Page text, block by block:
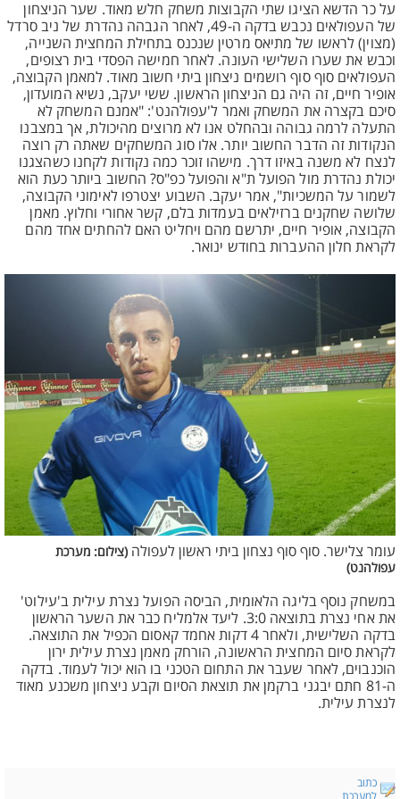
על כר הדשא הציגו שתי הקבוצות משחק חלש מאוד. שער הניצחון
של העפולאים נכבש בדקה ה-49, לאחר הגבהה נהדרת של ניב סרדל
(מצוין) לראשו של מתיאס מרטין שנכנס בתחילת המחצית השנייה,
וכבש את שערו השלישי העונה. לאחר חמישה הפסדי בית רצופים,
העפולאים סוף סוף רושמים ניצחון ביתי חשוב מאוד. למאמן הקבוצה,
אופיר חיים, זה היה גם הניצחון הראשון. ששי יעקב, נשיא המועדון,
סיכם בקצרה את המשחק ואמר ל'עפולהנט': "אמנם המשחק לא
התעלה לרמה גבוהה ובהחלט אנו לא מרוצים מהיכולת, אך במצבנו
הנקודות זה הדבר החשוב יותר. אלו סוג המשחקים שאתה רק רוצה
לנצח לא משנה באיזו דרך. מישהו זוכר כמה נקודות לקחנו כשהצגנו
יכולת נהדרת מול הפועל ת"א והפועל כפ"ס? החשוב ביותר כעת הוא
לשמור על המשכיות", אמר יעקב. השבוע יצטרפו לאימוני הקבוצה,
שלושה שחקנים ברזילאים בעמדות בלם, קשר אחורי וחלוץ. מאמן
הקבוצה, אופיר חיים, יתרשם מהם ויחליט האם להחתים אחד מהם
לקראת חלון ההעברות בחודש ינואר.
עומר צלישר. סוף סוף נצחון ביתי ראשון לעפולה (צילום: מערכת
עפולהנט)
במשחק נוסף בליגה הלאומית, הביסה הפועל נצרת עילית ב'עילוט'
את אחי נצרת בתוצאה 3:0. ליעד אלמליח כבר את השער הראשון
בדקה השלישית, ולאחר 4 דקות אחמד קאסום הכפיל את התוצאה.
לקראת סיום המחצית הראשונה, הורחק מאמן נצרת עילית ירון
הוכנבוים, לאחר שעבר את התחום הטכני בו הוא יכול לעמוד. בדקה
ה-81 חתם יבגני ברקמן את תוצאת הסיום וקבע ניצחון משכנע מאוד
לנצרת עילית.
כתוב